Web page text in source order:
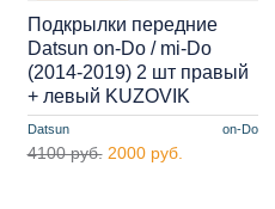
Datsun on-Do
Подкрылки передние
Datsun on-Do / mi-Do
(2014-2019) 2 шт правый
+ левый KUZOVIK
4100 руб. 2000 руб.